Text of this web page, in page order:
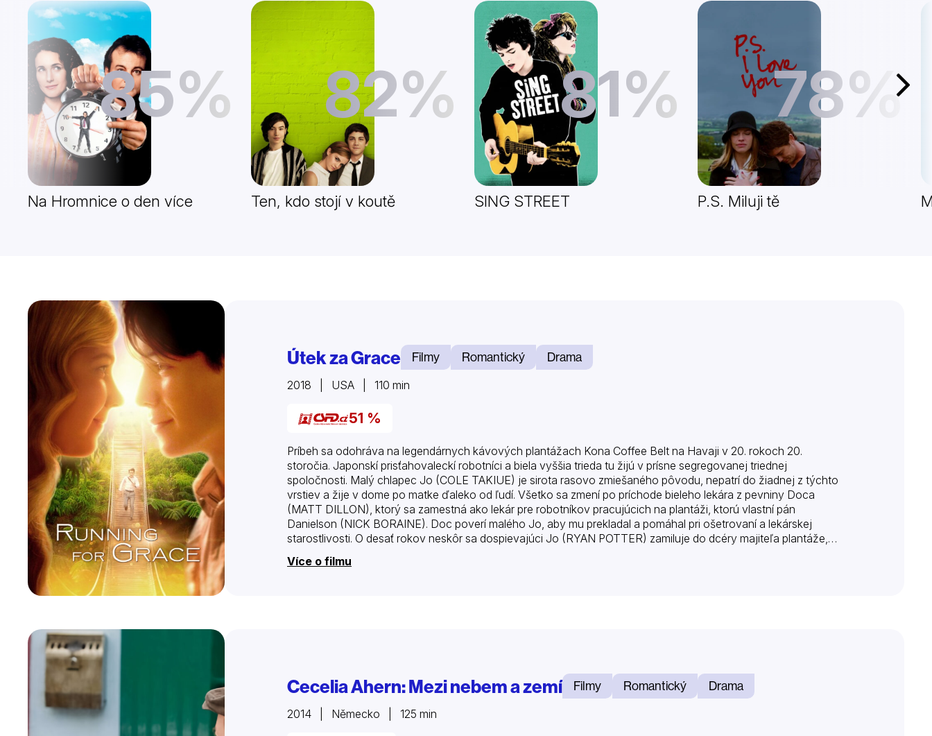
Další
85%
Na Hromnice o den více
82%
Ten, kdo stojí v koutě
81%
SING STREET
78%
P.S. Miluji tě
Útek za Grace Filmy Romantický Drama
2018 | USA | 110 min
51 %
Príbeh sa odohráva na legendárnych kávových plantážach Kona Coffee Belt na Havaji v 20. rokoch 20.
storočia. Japonskí prisťahovaleckí robotníci a biela vyššia trieda tu žijú v prísne segregovanej triednej
spoločnosti. Malý chlapec Jo (COLE TAKIUE) je sirota rasovo zmiešaného pôvodu, nepatrí do žiadnej z týchto
vrstiev a žije v dome po matke ďaleko od ľudí. Všetko sa zmení po príchode bieleho lekára z pevniny Doca
(MATT DILLON), ktorý sa zamestná ako lekár pre robotníkov pracujúcich na plantáži, ktorú vlastní pán
Danielson (NICK BORAINE). Doc poverí malého Jo, aby mu prekladal a pomáhal pri ošetrovaní a lekárskej
starostlivosti. O desať rokov neskôr sa dospievajúci Jo (RYAN POTTER) zamiluje do dcéry majiteľa plantáže,
Grace (OLIVIA RITCHIEOVÁ). Niekoľkokrát sa stretnú v dome…
Více o filmu
Cecelia Ahern: Mezi nebem a zemí Filmy Romantický Drama
2014 | Německo | 125 min